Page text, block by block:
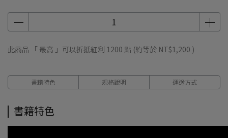
此商品 「 最高 」可以折抵紅利 1200 點 (約等於 NT$1,200 )
書籍特色 規格說明 運送方式
書籍特色